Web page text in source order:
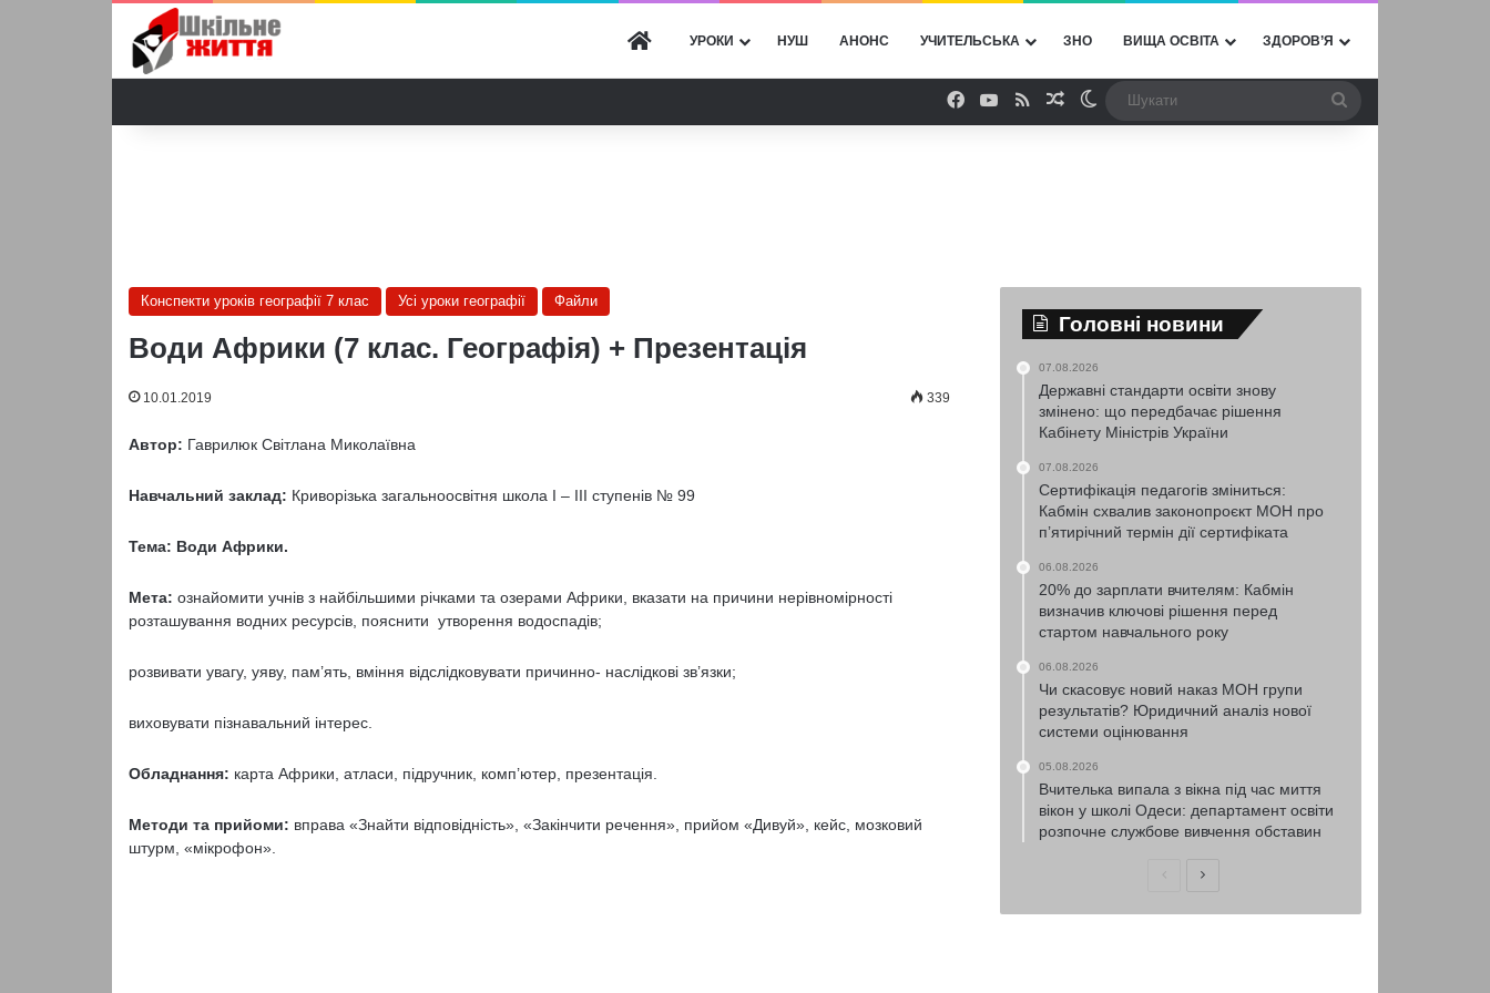
ГОЛОВНА
УРОКИ НУШ АНОНС УЧИТЕЛЬСЬКА ЗНО ВИЩА ОСВІТА ЗДОРОВ’Я
Facebook
YouTube
RSSВипадкова стаття
Switch skin
Конспекти уроків географії 7 клас Усі уроки географії Файли
Води Африки (7 клас. Географія) + Презентація
10.01.2019 339
Автор: Гаврилюк Світлана Миколаївна
Навчальний заклад: Криворізька загальноосвітня школа І – ІІІ ступенів № 99
Тема: Води Африки.
Мета: ознайомити учнів з найбільшими річками та озерами Африки, вказати на причини нерівномірності
розташування водних ресурсів, пояснити утворення водоспадів;
розвивати увагу, уяву, пам’ять, вміння відслідковувати причинно- наслідкові зв’язки;
виховувати пізнавальний інтерес.
Обладнання: карта Африки, атласи, підручник, комп’ютер, презентація.
Методи та прийоми: вправа «Знайти відповідність», «Закінчити речення», прийом «Дивуй», кейс, мозковий
штурм, «мікрофон».
Головні новини
07.08.2026
Державні стандарти освіти знову
змінено: що передбачає рішення
Кабінету Міністрів України
07.08.2026
Сертифікація педагогів зміниться:
Кабмін схвалив законопроєкт МОН про
п’ятирічний термін дії сертифіката
06.08.2026
20% до зарплати вчителям: Кабмін
визначив ключові рішення перед
стартом навчального року
06.08.2026
Чи скасовує новий наказ МОН групи
результатів? Юридичний аналіз нової
системи оцінювання
05.08.2026
Вчителька випала з вікна під час миття
вікон у школі Одеси: департамент освіти
розпочне службове вивчення обставин
ПопередняНаступна